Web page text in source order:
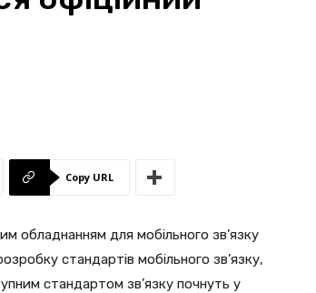
Copy URL
обладнанням для мобільного зв’язку
стандартів мобільного зв’язку,
стандартом зв’язку почнуть у